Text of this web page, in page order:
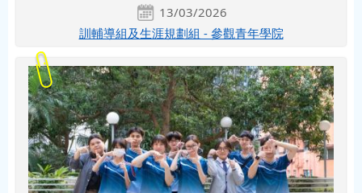
13/03/2026
訓輔導組及生涯規劃組 - 參觀青年學院